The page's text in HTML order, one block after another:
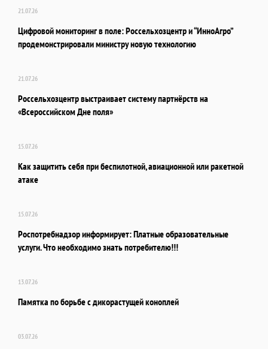
21.07.26
Цифровой мониторинг в поле: Россельхозцентр и “ИнноАгро”
продемонстрировали министру новую технологию
21.07.26
Россельхозцентр выстраивает систему партнёрств на
«Всероссийском Дне поля»
15.07.26
Как защитить себя при беспилотной, авиационной или ракетной
атаке
15.07.26
Роспотребнадзор информирует: Платные образовательные
услуги. Что необходимо знать потребителю!!!
13.07.26
Памятка по борьбе с дикорастущей коноплей
03.07.26